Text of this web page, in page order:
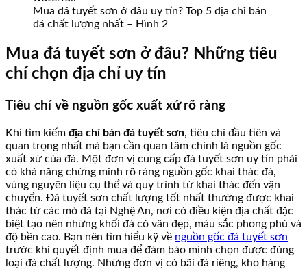
Mua đá tuyết sơn ở đâu uy tín? Top 5 địa chỉ bán
đá chất lượng nhất – Hình 2
Mua đá tuyết sơn ở đâu? Những tiêu
chí chọn địa chỉ uy tín
Tiêu chí về nguồn gốc xuất xứ rõ ràng
Khi tìm kiếm địa chỉ bán đá tuyết sơn, tiêu chí đầu tiên và
quan trọng nhất mà bạn cần quan tâm chính là nguồn gốc
xuất xứ của đá. Một đơn vị cung cấp đá tuyết sơn uy tín phải
có khả năng chứng minh rõ ràng nguồn gốc khai thác đá,
vùng nguyên liệu cụ thể và quy trình từ khai thác đến vận
chuyển. Đá tuyết sơn chất lượng tốt nhất thường được khai
thác từ các mỏ đá tại Nghệ An, nơi có điều kiện địa chất đặc
biệt tạo nên những khối đá có vân đẹp, màu sắc phong phú và
độ bền cao. Bạn nên tìm hiểu kỹ về nguồn gốc đá tuyết sơn
trước khi quyết định mua để đảm bảo mình chọn được đúng
loại đá chất lượng. Những đơn vị có bãi đá riêng, kho hàng